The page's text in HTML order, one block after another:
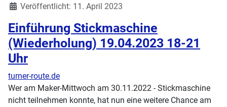
Veröffentlicht: 11. April 2023
Einführung Stickmaschine
(Wiederholung) 19.04.2023 18-21
Uhr
turner-route.de
Wer am Maker-Mittwoch am 30.11.2022 - Stickmaschine
nicht teilnehmen konnte, hat nun eine weitere Chance am